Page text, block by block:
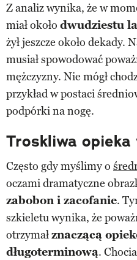
Z analiz wynika, że w
miał około dwudziestu
żył jeszcze około dekady.
musiał spowodować
mężczyzny. Nie mógł
przykład w postaci
podpórki na nogę.
Troskliwa
Często gdy myślimy o
oczami dramatyczne
zabobon i zacofanie.
szkieletu wynika, że
otrzymałznaczącą
długoterminową.